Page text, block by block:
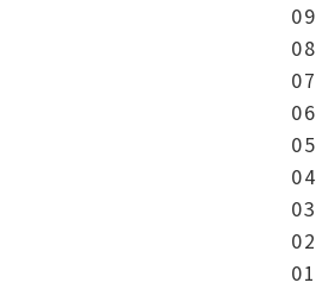
09
08
07
06
05
04
03
02
01